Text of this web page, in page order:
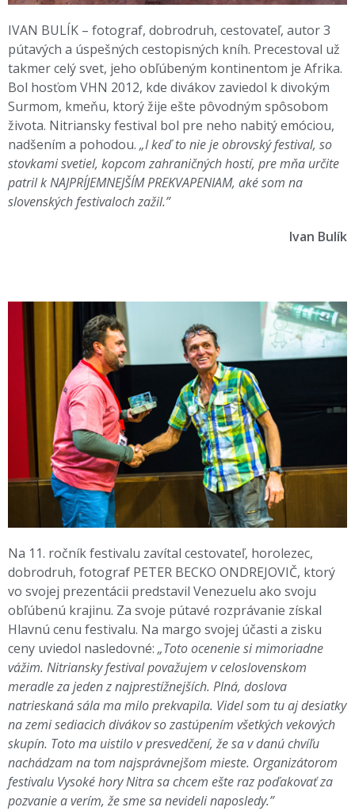
IVAN BULÍK – fotograf, dobrodruh, cestovateľ, autor 3
pútavých a úspešných cestopisných kníh. Precestoval už
takmer celý svet, jeho obľúbeným kontinentom je Afrika.
Bol hosťom VHN 2012, kde divákov zaviedol k divokým
Surmom, kmeňu, ktorý žije ešte pôvodným spôsobom
života. Nitriansky festival bol pre neho nabitý emóciou,
nadšením a pohodou. „I keď to nie je obrovský festival, so
stovkami svetiel, kopcom zahraničných hostí, pre mňa určite
patril k NAJPRÍJEMNEJŠÍM PREKVAPENIAM, aké som na
slovenských festivaloch zažil.”
Ivan Bulík
Na 11. ročník festivalu zavítal cestovateľ, horolezec,
dobrodruh, fotograf PETER BECKO ONDREJOVIČ, ktorý
vo svojej prezentácii predstavil Venezuelu ako svoju
obľúbenú krajinu. Za svoje pútavé rozprávanie získal
Hlavnú cenu festivalu. Na margo svojej účasti a zisku
ceny uviedol nasledovné: „Toto ocenenie si mimoriadne
vážim. Nitriansky festival považujem v celoslovenskom
meradle za jeden z najprestížnejších. Plná, doslova
natrieskaná sála ma milo prekvapila. Videl som tu aj desiatky
na zemi sediacich divákov so zastúpením všetkých vekových
skupín. Toto ma uistilo v presvedčení, že sa v danú chvíľu
nachádzam na tom najsprávnejšom mieste. Organizátorom
festivalu Vysoké hory Nitra sa chcem ešte raz poďakovať za
pozvanie a verím, že sme sa nevideli naposledy.”